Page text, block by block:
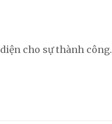
cho sự thành công.